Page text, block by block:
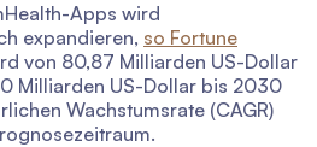
Apps wird
expandieren, so Fortune
von 80,87 Milliarden US-Dollar
Milliarden US-Dollar bis 2030
Wachstumsrate (CAGR)